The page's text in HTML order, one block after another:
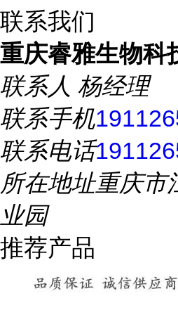
联系我们
重庆睿雅生物科
联系人 杨经理
联系手机
联系电话
所在地址重庆市
业园
推荐产品